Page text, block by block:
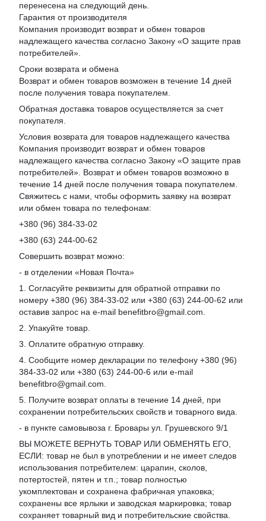
перенесена на следующий день.
Гарантия от производителя
Компания производит возврат и обмен товаров
надлежащего качества согласно Закону «О защите прав
потребителей».
Сроки возврата и обмена
Возврат и обмен товаров возможен в течение 14 дней
после получения товара покупателем.
Обратная доставка товаров осуществляется за счет
покупателя.
Условия возврата для товаров надлежащего качества
Компания производит возврат и обмен товаров
надлежащего качества согласно Закону «О защите прав
потребителей». Возврат и обмен товаров возможно в
течение 14 дней после получения товара покупателем.
Свяжитесь с нами, чтобы оформить заявку на возврат
или обмен товара по телефонам:
+380 (96) 384-33-02
+380 (63) 244-00-62
Совершить возврат можно:
- в отделении «Новая Почта»
1. Согласуйте реквизиты для обратной отправки по
номеру +380 (96) 384-33-02 или +380 (63) 244-00-62 или
оставив запрос на e-mail benefitbro@gmail.com.
2. Упакуйте товар.
3. Оплатите обратную отправку.
4. Сообщите номер декларации по телефону +380 (96)
384-33-02 или +380 (63) 244-00-6 или e-mail
benefitbro@gmail.com.
5. Получите возврат оплаты в течение 14 дней, при
сохранении потребительских свойств и товарного вида.
- в пункте самовывоза г. Бровары ул. Грушевского 9/1
ВЫ МОЖЕТЕ ВЕРНУТЬ ТОВАР ИЛИ ОБМЕНЯТЬ ЕГО,
ЕСЛИ: товар не был в употреблении и не имеет следов
использования потребителем: царапин, сколов,
потертостей, пятен и т.п.; товар полностью
укомплектован и сохранена фабричная упаковка;
сохранены все ярлыки и заводская маркировка; товар
сохраняет товарный вид и потребительские свойства.